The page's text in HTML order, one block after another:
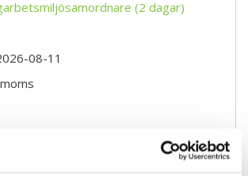
(2 dagar)
08-11